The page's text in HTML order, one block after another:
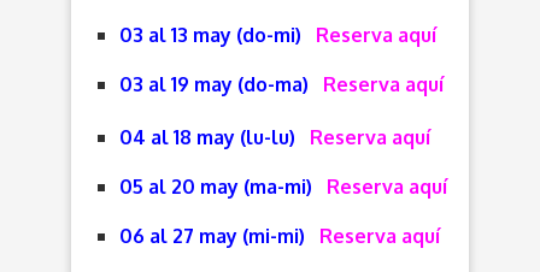
03 al 13 may (do-mi) Reserva aquí
03 al 19 may (do-ma) Reserva aquí
04 al 18 may (lu-lu) Reserva aquí
05 al 20 may (ma-mi) Reserva aquí
06 al 27 may (mi-mi) Reserva aquí